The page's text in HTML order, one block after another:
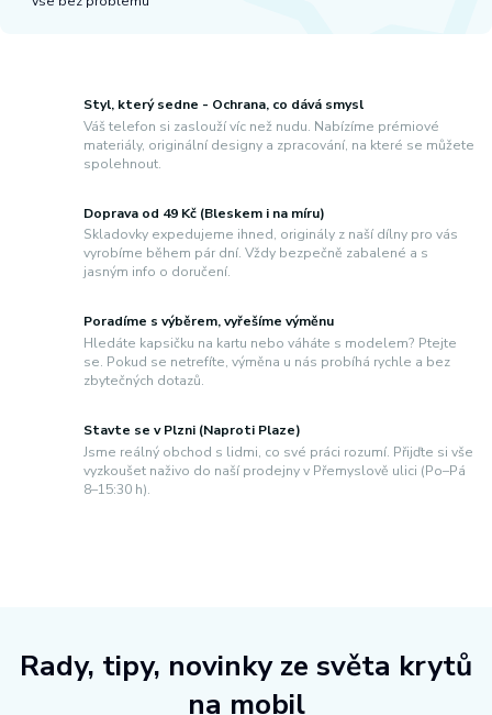
Styl, který sedne - Ochrana, co dává smysl
Váš telefon si zaslouží víc než nudu. Nabízíme prémiové
materiály, originální designy a zpracování, na které se můžete
spolehnout.
Doprava od 49 Kč (Bleskem i na míru)
Skladovky expedujeme ihned, originály z naší dílny pro vás
vyrobíme během pár dní. Vždy bezpečně zabalené a s
jasným info o doručení.
Poradíme s výběrem, vyřešíme výměnu
Hledáte kapsičku na kartu nebo váháte s modelem? Ptejte
se. Pokud se netrefíte, výměna u nás probíhá rychle a bez
zbytečných dotazů.
Stavte se v Plzni (Naproti Plaze)
Jsme reálný obchod s lidmi, co své práci rozumí. Přijďte si vše
vyzkoušet naživo do naší prodejny v Přemyslově ulici (Po–Pá
8–15:30 h).
Rady, tipy, novinky ze světa krytů
na mobil